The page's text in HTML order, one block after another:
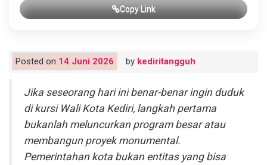
Copy Link
Posted on 14 Juni 2026 by kediritangguh
Jika seseorang hari ini benar-benar ingin duduk
di kursi Wali Kota Kediri, langkah pertama
bukanlah meluncurkan program besar atau
membangun proyek monumental.
Pemerintahan kota bukan entitas yang bisa